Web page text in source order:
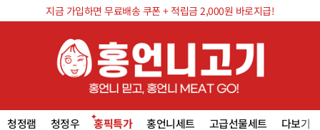
지금 가입하면 무료배송 쿠폰 + 적립금 2,000원 바로지급!
청정램 청정우 홍픽특가 홍언니세트 고급선물세트 다보기